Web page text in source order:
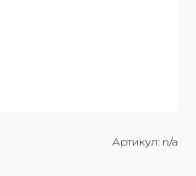
Артикул: n/a